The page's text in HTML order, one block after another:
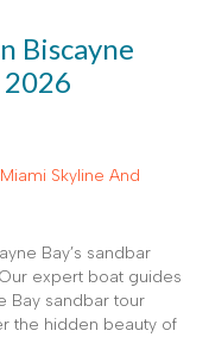
Biscayne
2026
Bay’s sandbar
expert boat guides
Bay sandbar tour
the hidden beauty of